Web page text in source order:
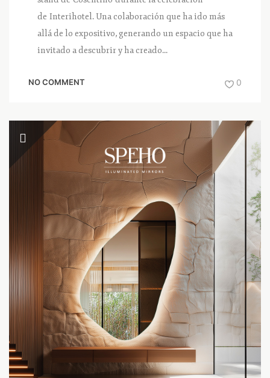
de Interihotel. Una colaboración que ha ido más
allá de lo expositivo, generando un espacio que ha
invitado a descubrir y ha creado...
NO COMMENT 0